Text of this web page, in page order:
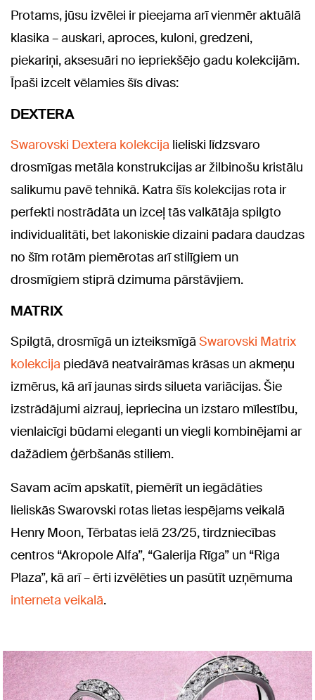
Protams, jūsu izvēlei ir pieejama arī vienmēr aktuālā
klasika – auskari, aproces, kuloni, gredzeni,
piekariņi, aksesuāri no iepriekšējo gadu kolekcijām.
Īpaši izcelt vēlamies šīs divas:
DEXTERA
Swarovski Dextera kolekcija lieliski līdzsvaro
drosmīgas metāla konstrukcijas ar žilbinošu kristālu
salikumu pavē tehnikā. Katra šīs kolekcijas rota ir
perfekti nostrādāta un izceļ tās valkātāja spilgto
individualitāti, bet lakoniskie dizaini padara daudzas
no šīm rotām piemērotas arī stilīgiem un
drosmīgiem stiprā dzimuma pārstāvjiem.
MATRIX
Spilgtā, drosmīgā un izteiksmīgā Swarovski Matrix
kolekcija piedāvā neatvairāmas krāsas un akmeņu
izmērus, kā arī jaunas sirds silueta variācijas. Šie
izstrādājumi aizrauj, iepriecina un izstaro mīlestību,
vienlaicīgi būdami eleganti un viegli kombinējami ar
dažādiem ģērbšanās stiliem.
Savam acīm apskatīt, piemērīt un iegādāties
lieliskās Swarovski rotas lietas iespējams veikalā
Henry Moon, Tērbatas ielā 23/25, tirdzniecības
centros “Akropole Alfa”, “Galerija Rīga” un “Riga
Plaza”, kā arī – ērti izvēlēties un pasūtīt uzņēmuma
interneta veikalā.